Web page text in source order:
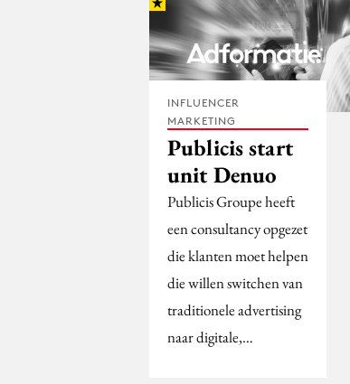
INFLUENCER
MARKETING
Publicis start
unit Denuo
Publicis Groupe heeft
een consultancy opgezet
die klanten moet helpen
die willen switchen van
traditionele advertising
naar digitale,…